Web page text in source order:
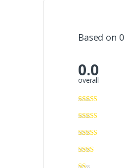
Based on
0.0
overall